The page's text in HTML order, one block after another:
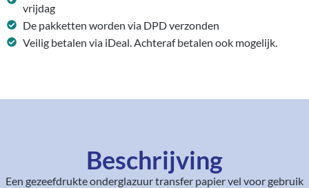
vrijdag
De pakketten worden via DPD verzonden
Veilig betalen via iDeal. Achteraf betalen ook mogelijk.
Beschrijving
Een gezeefdrukte onderglazuur transfer papier vel voor gebruik